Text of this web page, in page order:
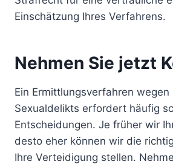
Einschätzung Ihres Verfahrens.
Nehmen Sie jetzt
Ein Ermittlungsverfahren wegen
Sexualdelikts erfordert häufig
Entscheidungen. Je früher wir
desto eher können wir die
Ihre Verteidigung stellen.